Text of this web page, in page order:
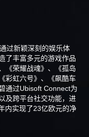
过新颖深刻的娱乐体
了丰富多元的游戏作品
《荣耀战魂》、《孤岛
彩虹六号》、《飙酷车
通过Ubisoft Connect为
及跨平台社交功能，进
内实现了23亿欧元的净